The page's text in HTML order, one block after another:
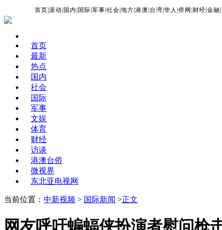
首页 |滚动 国内 国际 |军事 |社会 |地方 |港澳 台湾 |华人 |侨网 财经 |金融 |
首页
最新
热点
国内
社会
国际
军事
文娱
体育
财经
访谈
港澳台侨
微视界
东北亚电视网
当前位置： 中新视频 > 国际新闻 >正文
网友呼吁蝙蝠侠扮演者慰问枪